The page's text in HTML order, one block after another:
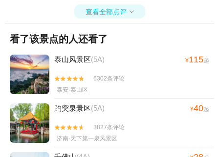
查看全部点评 
看了该景点的人还看了
泰山风景区(5A) ¥115起


6302条评论
泰安·泰山区
趵突泉景区(5A) ¥40起


3827条评论
济南·天下第一泉风景区